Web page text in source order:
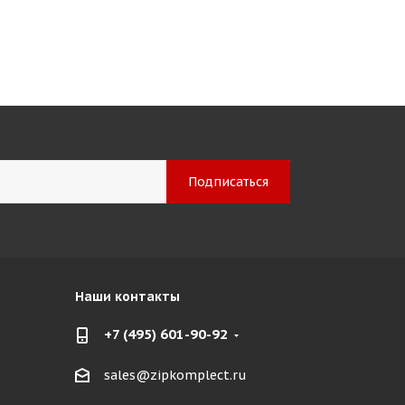
Наши контакты
+7 (495) 601-90-92
sales@zipkomplect.ru